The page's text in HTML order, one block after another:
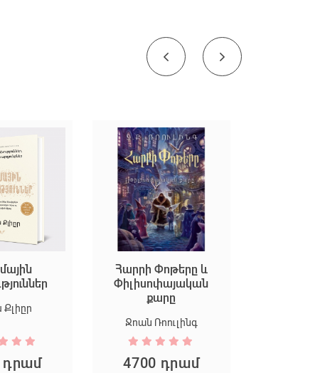
Քլիըր
դրամ
Հարրի Փոթերը և
Փիլիսոփայական
քարը
Ջոան Ռոուլինգ
4700 դրամ